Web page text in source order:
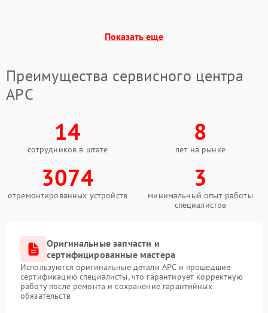
Неисправность
индикаторов
Поломка фильтров
(EMI/EMC)
Подробнее →
защиты
Подробнее →
Подробнее →
Поломка системы
автоматического
переключения
1500 ₽
Неисправность системы
Показать еще
Преимущества сервисного центра
APC
14
сотрудников в штате
8
лет на рынке
3074
отремонтированных устройств
3
минимальный опыт работы
специалистов
Оригинальные запчасти и
сертифицированные мастера
Используются оригинальные детали APC и прошедшие
сертификацию специалисты, что гарантирует корректную
работу после ремонта и сохранение гарантийных
обязательств